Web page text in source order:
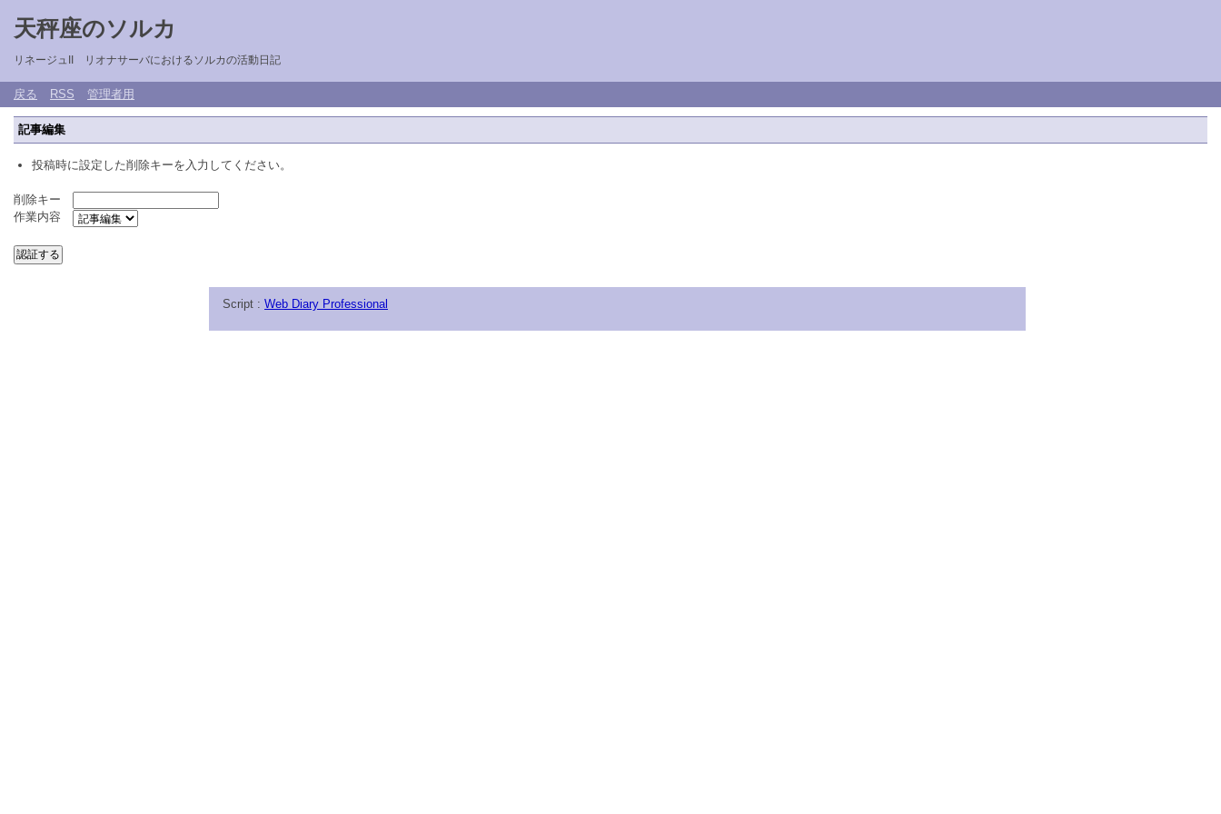
天秤座のソルカ
リネージュII リオナサーバにおけるソルカの活動日記
戻る RSS 管理者用
記事編集
投稿時に設定した削除キーを入力してください。
削除キー
作業内容
Script : Web Diary Professional